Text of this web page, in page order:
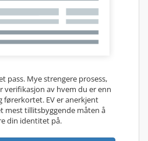
pass. Mye strengere prosess,
verifikasjon av hvem du er enn
førerkortet. EV er anerkjent
mest tillitsbyggende måten å
din identitet på.